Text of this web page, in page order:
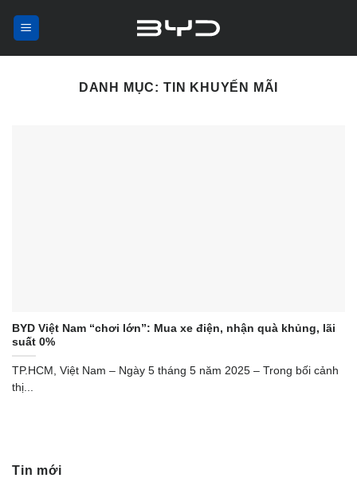
DANH MỤC: TIN KHUYẾN MÃI
BYD Việt Nam “chơi lớn”: Mua xe điện, nhận quà khủng, lãi
suất 0%
TP.HCM, Việt Nam – Ngày 5 tháng 5 năm 2025 – Trong bối cảnh
thị...
Tin mới